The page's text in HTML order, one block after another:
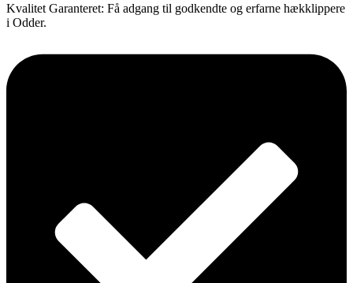
Kvalitet Garanteret: Få adgang til godkendte og erfarne hækklippere
i Odder.